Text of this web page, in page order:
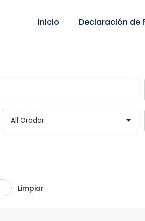
Inicio Declaración de
Limpiar